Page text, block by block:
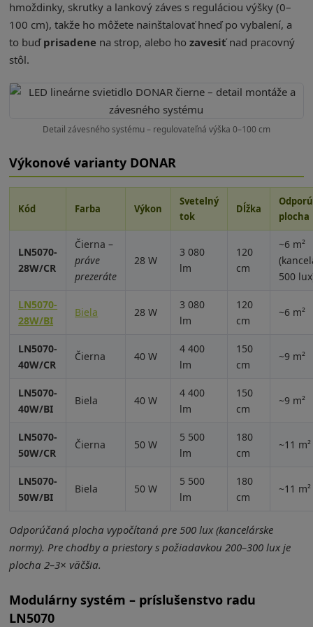
hmoždinky, skrutky a lankový záves s reguláciou výšky (0–
100 cm), takže ho môžete nainštalovať hneď po vybalení, a
to buď prisadene na strop, alebo hozavesiťnad pracovný
stôl.
Detail závesného systému – regulovateľná výška 0–100 cm
Výkonové varianty DONAR
Kód Farba Výkon
Svetelný
tok
Dĺžka
plocha
LN5070-
28W/CR
Čierna –
práve
prezeráte
28 W
3 080
lm
120
cm
~6 m²
500
LN5070-
28W/BI
Biela 28 W
3 080
lm
120
cm
~6 m²
LN5070-
40W/CR
Čierna 40 W
4 400
lm
150
cm
~9 m²
LN5070-
40W/BI
Biela 40 W
4 400
lm
150
cm
~9 m²
LN5070-
50W/CR
Čierna 50 W
5 500
lm
180
cm
~11 m²
LN5070-
50W/BI
Biela 50 W
5 500
lm
180
cm
~11 m²
Odporúčaná plocha vypočítaná pre 500 lux (kancelárske
normy). Pre chodby a priestory s požiadavkou 200–300 lux je
plocha 2–3× väčšia.
Modulárny systém – príslušenstvo radu
LN5070